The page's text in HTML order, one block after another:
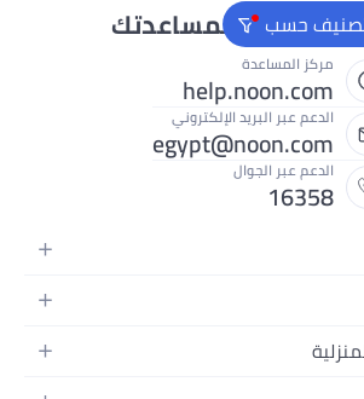
حسب
جاهزون لمساعدتك
مركز المساعدة
help.noon.com
الدعم عبر البريد الإلكتروني
egypt@noon.com
الدعم عبر الجوال
16358